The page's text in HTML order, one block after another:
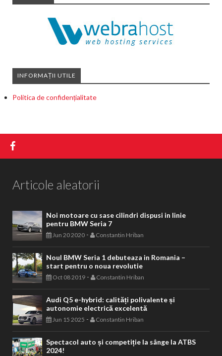
INFORMAȚII UTILE
Politica de confidențialitate
Articole aleatorii
Noi motoare cu sase cilindri dispusi in linie
pentru BMW Seria 7
Jun 20 2020 - Constantin Hriban
Noul BMW Seria 1 debuteaza in Romania –
start pentru o noua revolutie
Oct 08 2019 - Constantin Hriban
Audi Q5 e-hybrid: calități polivalente și
autonomie electrică excelentă
Jun 15 2025 - Constantin Hriban
Spectacol auto și competiție la sânge la ATBS
2024!